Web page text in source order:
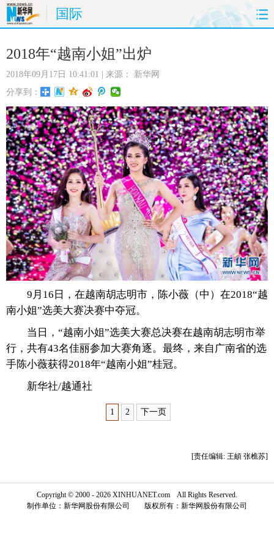
国际
首页 时政
娱乐 体育
时尚 思客 地方 法治
港澳 台湾 华人 汽车
科技 能源 房产 公司
图片 视频 彩票 食品
旅游 健康 信息化 数据
金融 公益 军事 无人机
富媒体 摄影 新华广播
新华电视中文 新华电视英文 返回PC
2018年“越南小姐”出炉
2018年09月17日 10:41:01 | 来源： 新华网
分享到：
9月16日，在越南胡志明市，陈小薇（中）在2018“越
南小姐”选美大赛决赛中夺冠。
当日，“越南小姐”选美大赛总决赛在越南胡志明市举
行，共有43名佳丽参加大赛角逐。最终，来自广南省的选
手陈小薇获得2018年“越南小姐”桂冠。
新华社/越通社
1 2 下一页
[责任编辑: 王頔 张樵苏]
Copyright © 2000 - 2026 XINHUANET.com All Rights Reserved.
制作单位：新华网股份有限公司 版权所有：新华网股份有限公司